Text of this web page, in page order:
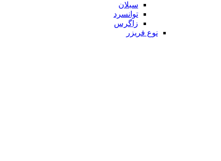
سبلان
توانسرد
زاگرس
نوع فریزر